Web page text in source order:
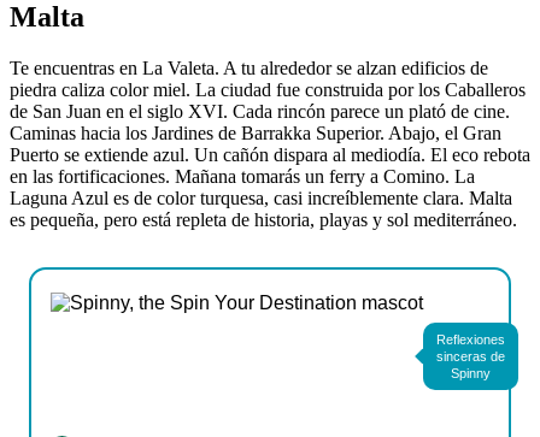
Malta
Te encuentras en La Valeta. A tu alrededor se alzan edificios de
piedra caliza color miel. La ciudad fue construida por los Caballeros
de San Juan en el siglo XVI. Cada rincón parece un plató de cine.
Caminas hacia los Jardines de Barrakka Superior. Abajo, el Gran
Puerto se extiende azul. Un cañón dispara al mediodía. El eco rebota
en las fortificaciones. Mañana tomarás un ferry a Comino. La
Laguna Azul es de color turquesa, casi increíblemente clara. Malta
es pequeña, pero está repleta de historia, playas y sol mediterráneo.
Reflexiones
sinceras de
Spinny